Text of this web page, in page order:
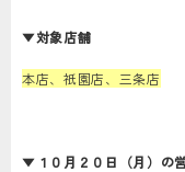
▼対象店舗
本店、祇園店、三条店
▼ １０月２０日（月）の